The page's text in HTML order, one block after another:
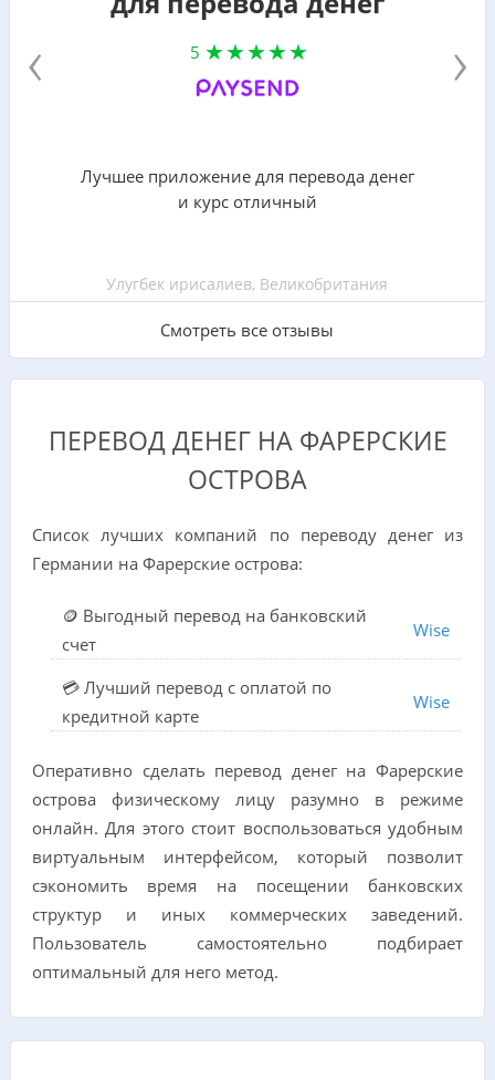
5
Лучшее приложение для перевода денег
и курс отличный
Улугбек ирисалиев, Великобритания
Смотреть все отзывы
‹ ›
ПЕРЕВОД ДЕНЕГ НА ФАРЕРСКИЕ
ОСТРОВА
Список лучших компаний по переводу денег из
Германии на Фарерские острова:
🪙 Выгодный перевод на банковский
счет
Wise
💳 Лучший перевод с оплатой по
кредитной карте
Wise
Оперативно сделать перевод денег на Фарерские
острова физическому лицу разумно в режиме
онлайн. Для этого стоит воспользоваться удобным
виртуальным интерфейсом, который позволит
сэкономить время на посещении банковских
структур и иных коммерческих заведений.
Пользователь самостоятельно подбирает
оптимальный для него метод.